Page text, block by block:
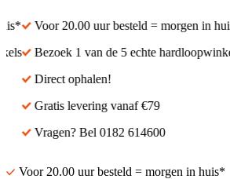
Voor 20.00 uur besteld = morgen in huis*
Bezoek 1 van de 5 echte hardloopwinkels
Direct ophalen!
Gratis levering vanaf €79
Vragen? Bel 0182 614600
Voor 20.00 uur besteld = morgen in huis*